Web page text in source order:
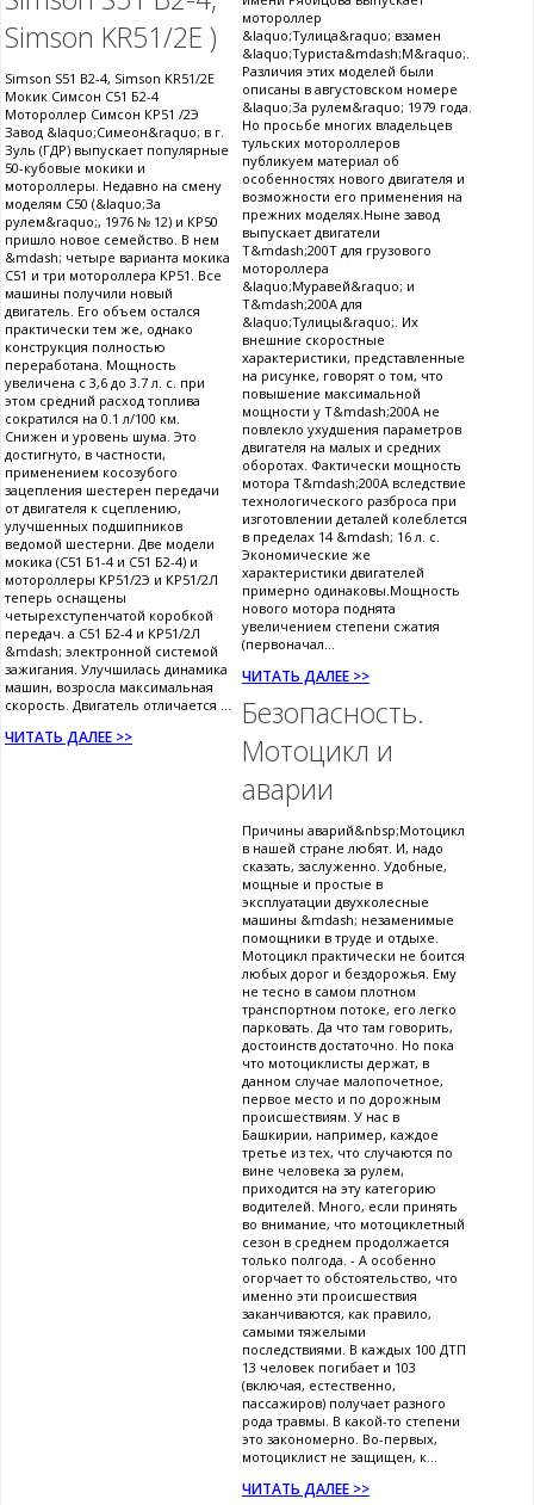
Simson KR51/2E )
Simson S51 B2-4, Simson KR51/2E
Мокик Симсон С51 Б2-4
Мотороллер Симсон КР51 /2Э
Завод &laquo;Симеон&raquo; в г.
Зуль (ГДР) выпускает популярные
50-кубовые мокики и
мотороллеры. Недавно на смену
моделям С50 (&laquo;За
рулем&raquo;, 1976 № 12) и КР50
пришло новое семейство. В нем
&mdash; четыре варианта мокика
С51 и три мотороллера КР51. Все
машины получили новый
двигатель. Его объем остался
практически тем же, однако
конструкция полностью
переработана. Мощность
увеличена с 3,6 до 3.7 л. с. при
этом средний расход топлива
сократился на 0.1 л/100 км.
Снижен и уровень шума. Это
достигнуто, в частности,
применением косозубого
зацепления шестерен передачи
от двигателя к сцеплению,
улучшенных подшипников
ведомой шестерни. Две модели
мокика (С51 Б1-4 и С51 Б2-4) и
мотороллеры КР51/2Э и КР51/2Л
теперь оснащены
четырехступенчатой коробкой
передач. а С51 Б2-4 и КР51/2Л
&mdash; электронной системой
зажигания. Улучшилась динамика
машин, возросла максимальная
скорость. Двигатель отличается ...
ЧИТАТЬ ДАЛЕЕ >>
мотороллер
&laquo;Тулица&raquo; взамен
&laquo;Туриста&mdash;М&raquo;.
Различия этих моделей были
описаны в августовском номере
&laquo;За рулем&raquo; 1979 года.
Но просьбе многих владельцев
тульских мотороллеров
публикуем материал об
особенностях нового двигателя и
возможности его применения на
прежних моделях.Ныне завод
выпускает двигатели
Т&mdash;200Т для грузового
мотороллера
&laquo;Муравей&raquo; и
Т&mdash;200A для
&laquo;Тулицы&raquo;. Их
внешние скоростные
характеристики, представленные
на рисунке, говорят о том, что
повышение максимальной
мощности у Т&mdash;200A не
повлекло ухудшения параметров
двигателя на малых и средних
оборотах. Фактически мощность
мотора Т&mdash;200A вследствие
технологического разброса при
изготовлении деталей колеблется
в пределах 14 &mdash; 16 л. с.
Экономические же
характеристики двигателей
примерно одинаковы.Мощность
нового мотора поднята
увеличением степени сжатия
(первоначал...
ЧИТАТЬ ДАЛЕЕ >>
Безопасность.
Мотоцикл и
аварии
Причины аварий&nbsp;Мотоцикл
в нашей стране любят. И, надо
сказать, заслуженно. Удобные,
мощные и простые в
эксплуатации двухколесные
машины &mdash; незаменимые
помощники в труде и отдыхе.
Мотоцикл практически не боится
любых дорог и бездорожья. Ему
не тесно в самом плотном
транспортном потоке, его легко
парковать. Да что там говорить,
достоинств достаточно. Но пока
что мотоциклисты держат, в
данном случае малопочетное,
первое место и по дорожным
происшествиям. У нас в
Башкирии, например, каждое
третье из тех, что случаются по
вине человека за рулем,
приходится на эту категорию
водителей. Много, если принять
во внимание, что мотоциклетный
сезон в среднем продолжается
только полгода. - А особенно
огорчает то обстоятельство, что
именно эти происшествия
заканчиваются, как правило,
самыми тяжелыми
последствиями. В каждых 100 ДТП
13 человек погибает и 103
(включая, естественно,
пассажиров) получает разного
рода травмы. В какой-то степени
это закономерно. Во-первых,
мотоциклист не защищен, к...
ЧИТАТЬ ДАЛЕЕ >>